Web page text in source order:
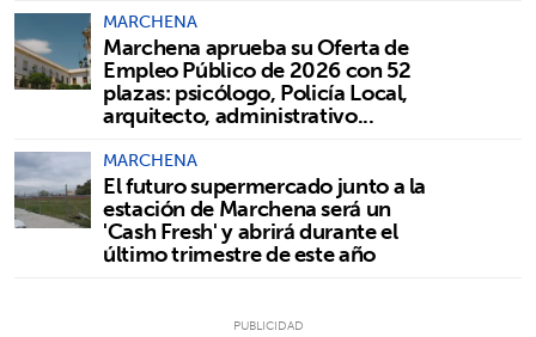
MARCHENA
Marchena aprueba su Oferta de
Empleo Público de 2026 con 52
plazas: psicólogo, Policía Local,
arquitecto, administrativo...
MARCHENA
El futuro supermercado junto a la
estación de Marchena será un
'Cash Fresh' y abrirá durante el
último trimestre de este año